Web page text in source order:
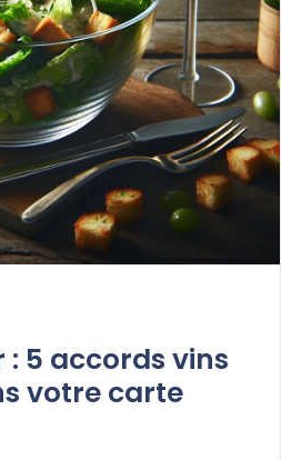
: 5 accords vins
votre carte